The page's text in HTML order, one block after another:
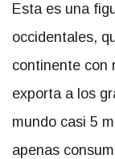
Esta es una
occidentales,
continente con
exporta a los
mundo casi 5
apenas